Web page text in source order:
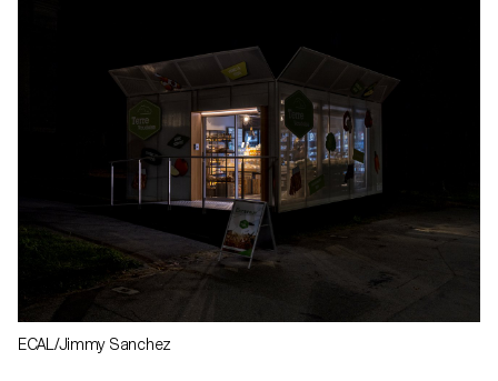
ECAL/Jimmy Sanchez